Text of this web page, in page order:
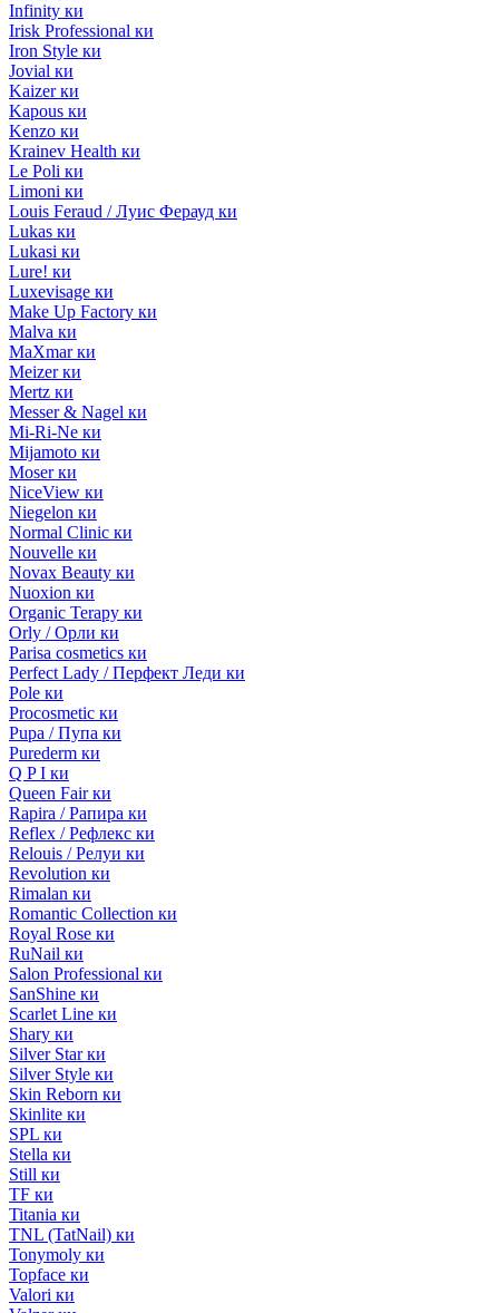
Infinity ки
Irisk Professional ки
Iron Style ки
Jovial ки
Kaizer ки
Kapous ки
Kenzo ки
Krainev Health ки
Le Poli ки
Limoni ки
Louis Feraud / Луис Ферауд ки
Lukas ки
Lukasi ки
Lure! ки
Luxevisage ки
Make Up Factory ки
Malva ки
MaXmar ки
Meizer ки
Mertz ки
Messer & Nagel ки
Mi-Ri-Ne ки
Mijamoto ки
Moser ки
NiceView ки
Niegelon ки
Normal Clinic ки
Nouvelle ки
Novax Beauty ки
Nuoxion ки
Organic Terapy ки
Orly / Орли ки
Parisa cosmetics ки
Perfect Lady / Перфект Леди ки
Pole ки
Procosmetic ки
Pupa / Пупа ки
Purederm ки
Q P I ки
Queen Fair ки
Rapira / Рапира ки
Reflex / Рефлекс ки
Relouis / Релуи ки
Revolution ки
Rimalan ки
Romantic Collection ки
Royal Rose ки
RuNail ки
Salon Professional ки
SanShine ки
Scarlet Line ки
Shary ки
Silver Star ки
Silver Style ки
Skin Reborn ки
Skinlite ки
SPL ки
Stella ки
Still ки
TF ки
Titania ки
TNL (TatNail) ки
Tonymoly ки
Topface ки
Valori ки